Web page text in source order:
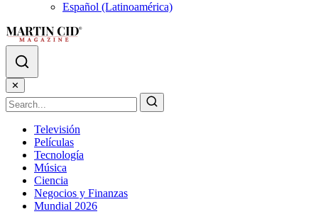
Español (Latinoamérica)
✕
Televisión
Películas
Tecnología
Música
Ciencia
Negocios y Finanzas
Mundial 2026